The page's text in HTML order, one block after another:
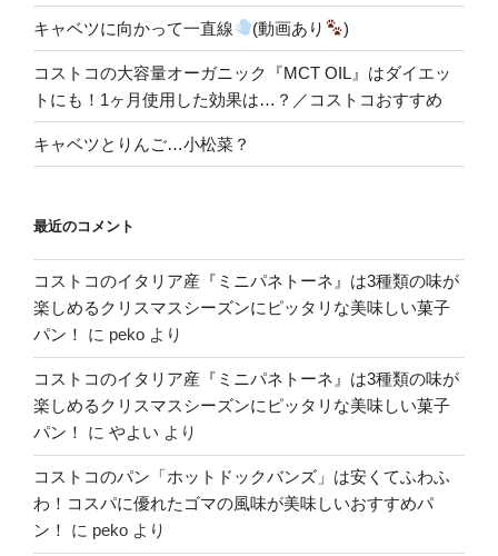
キャベツに向かって一直線 (動画あり )
コストコの大容量オーガニック『MCT OIL』はダイエッ
トにも！1ヶ月使用した効果は…？／コストコおすすめ
キャベツとりんご…小松菜？
最近のコメント
コストコのイタリア産『ミニパネトーネ』は3種類の味が
楽しめるクリスマスシーズンにピッタリな美味しい菓子
パン！
に peko より
コストコのイタリア産『ミニパネトーネ』は3種類の味が
楽しめるクリスマスシーズンにピッタリな美味しい菓子
パン！
に やよい より
コストコのパン「ホットドックバンズ」は安くてふわふ
わ！コスパに優れたゴマの風味が美味しいおすすめパ
ン！
に peko より